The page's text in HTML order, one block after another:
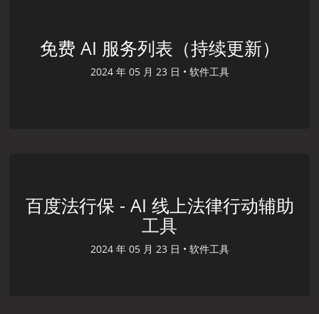
免费 AI 服务列表（持续更新）
2024 年 05 月 23 日 • 软件工具
百度法行保 - AI 线上法律行动辅助
工具
2024 年 05 月 23 日 • 软件工具